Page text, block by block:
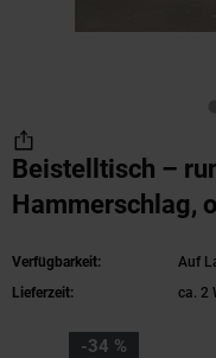
Beistelltisch –
Hammerschlag,
Verfügbarkeit:
Auf
Lieferzeit:
ca. 2
-34 %
Sie Sparen 34 Prozent,